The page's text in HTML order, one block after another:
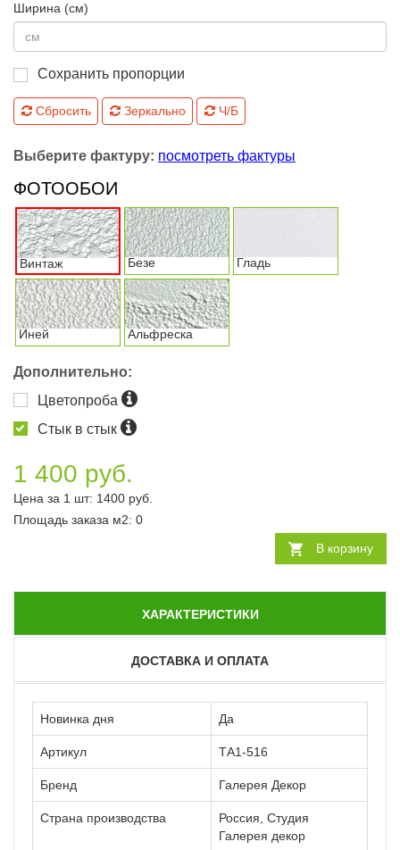
Ширина (см)
Сохранить пропорции
Сбросить Зеркально Ч/Б
Выберите фактуру: посмотреть фактуры
ФОТООБОИ
Винтаж Безе Гладь
Иней Альфреска
Дополнительно:
Цветопроба
Стык в стык
1 400 руб.
Цена за 1 шт: 1400 руб.
Площадь заказа м2: 0
В корзину
ХАРАКТЕРИСТИКИ
ДОСТАВКА И ОПЛАТА
Новинка дня Да
Артикул ТА1-516
Бренд Галерея Декор
Страна производства
Россия, Студия
Галерея декор